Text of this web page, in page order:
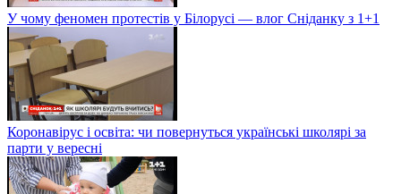
У чому феномен протестів у Білорусі — влог Сніданку з 1+1
Коронавірус і освіта: чи повернуться українські школярі за
парти у вересні